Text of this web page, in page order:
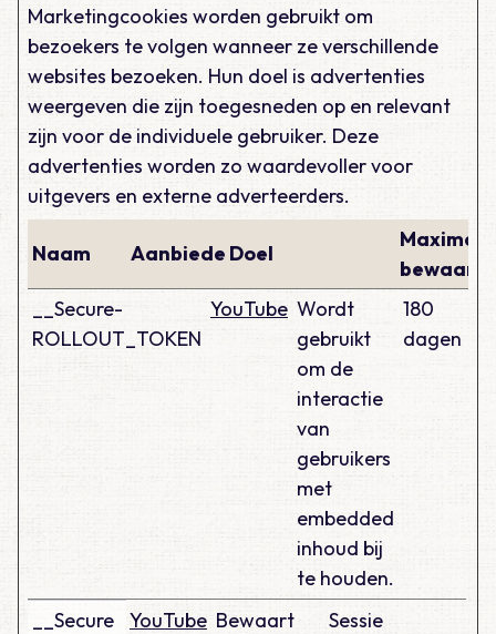
Marketingcookies worden gebruikt om
bezoekers te volgen wanneer ze verschillende
websites bezoeken. Hun doel is advertenties
weergeven die zijn toegesneden op en relevant
zijn voor de individuele gebruiker. Deze
advertenties worden zo waardevoller voor
uitgevers en externe adverteerders.
Naam AanbiederDoel
Maximale
__Secure-
ROLLOUT_TOKEN
YouTube Wordt
gebruikt
om de
interactie
van
gebruikers
met
embedded
inhoud bij
te houden.
180
dagen
__Secure
YouTube Bewaart
Sessie